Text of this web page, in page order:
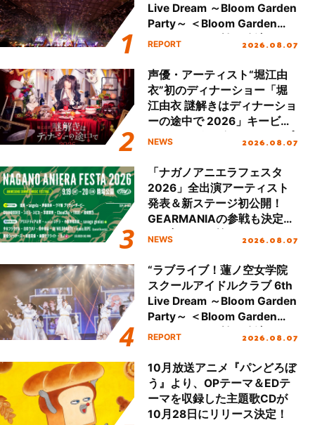
Live Dream ～Bloom Garden
Party～ ＜Bloom Garden
Party Stage／埼玉公演＞”
REPORT 2026.08.07
声優・アーティスト“堀江由
衣”初のディナーショー「堀
江由衣 謎解きはディナーショ
ーの途中で 2026」キービジ
ュアル＆グッズラインナップ
NEWS 2026.08.07
「ナガノアニエラフェスタ
2026」全出演アーティスト
発表＆新ステージ初公開！
GEARMANIAの参戦も決定
し、初となる第3ステージの
NEWS 2026.08.07
“ラブライブ！蓮ノ空女学院
スクールアイドルクラブ 6th
Live Dream ～Bloom Garden
Party～ ＜Bloom Garden
Party Stage／埼玉公演＞”
REPORT 2026.08.07
10月放送アニメ『パンどろぼ
う』より、OPテーマ＆EDテ
ーマを収録した主題歌CDが
10月28日にリリース決定！